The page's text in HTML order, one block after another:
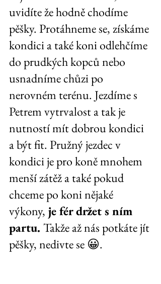
uvidíte že hodně chodíme
pěšky. Protáhneme se, získáme
kondici a také koni odlehčíme
do prudkých kopců nebo
usnadníme chůzi po
nerovném terénu. Jezdíme s
Petrem vytrvalost a tak je
nutností mít dobrou kondici
a být fit. Pružný jezdec v
kondici je pro koně mnohem
menší zátěž a také pokud
chceme po koni nějaké
výkony, je fér držet s ním
partu. Takže až nás potkáte jít
pěšky, nedivte se 😀.